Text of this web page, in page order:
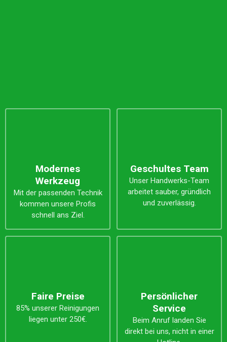
Modernes
Werkzeug
Mit der passenden Technik
kommen unsere Profis
schnell ans Ziel.
Geschultes Team
Unser Handwerks-Team
arbeitet sauber, gründlich
und zuverlässig.
Faire Preise
85% unserer Reinigungen
liegen unter 250€.
Persönlicher
Service
Beim Anruf landen Sie
direkt bei uns, nicht in einer